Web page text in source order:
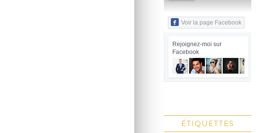
Voir la page Facebook
Rejoignez-moi sur
Facebook
ÉTIQUETTES